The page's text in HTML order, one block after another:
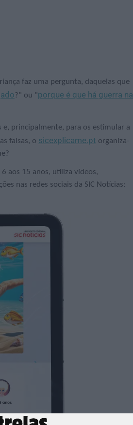
faz uma pergunta, daquelas que
?" ou "porque é que há guerra na
e, principalmente, para os estimular a
falsas, o sicexplicame.pt organiza-
aos 15 anos, utiliza vídeos,
nas redes sociais da SIC Notícias: